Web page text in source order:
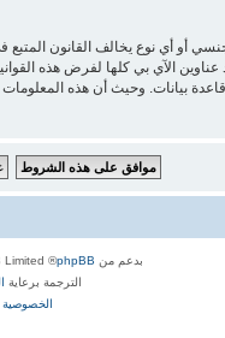
أو أي نوع يخالف القانون
الآي بي كلها لفرض هذه
بدعم من phpBB
® Forum Software © phpBB Limited
الترجمة برعاية
الخصوصية